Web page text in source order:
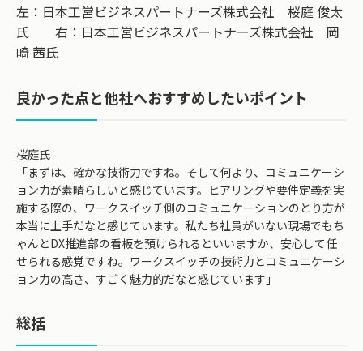
左：日本工営ビジネスパートナーズ株式会社 桜庭 俊太
氏 右：日本工営ビジネスパートナーズ株式会社 岡
崎 茜氏
良かった点と他社へおすすめしたいポイント
桜庭氏
「まずは、確かな技術力ですね。そして何より、コミュニケーシ
ョン力が素晴らしいと感じています。ヒアリングや要件定義を実
施する際の、ワークスイッチ側のコミュニケーションのとり方が
本当に上手だなと感じています。私たち社員がいない現場でもち
ゃんとDX推進部の看板を預けられるといいますか、安心して任
せられる感覚ですね。ワークスイッチの技術力とコミュニケーシ
ョン力の高さ、すごく魅力的だなと感じています」
総括